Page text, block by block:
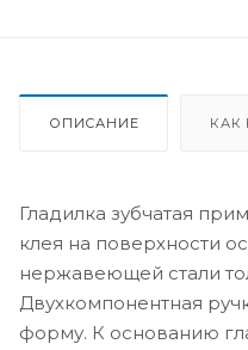
ОПИСАНИЕ КАК
Гладилка зубчатая
клея на поверхности
нержавеющей стали
Двухкомпонентная
форму. К основанию